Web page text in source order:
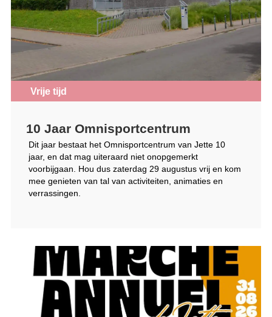
Vrije tijd
10 Jaar Omnisportcentrum
Dit jaar bestaat het Omnisportcentrum van Jette 10
jaar, en dat mag uiteraard niet onopgemerkt
voorbijgaan. Hou dus zaterdag 29 augustus vrij en kom
mee genieten van tal van activiteiten, animaties en
verrassingen.